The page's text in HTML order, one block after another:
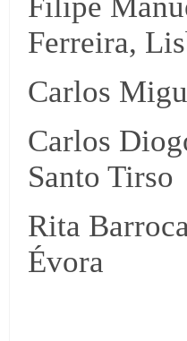
Ferreira,
Carlos
Carlos
Santo Tirso
Rita
Évora